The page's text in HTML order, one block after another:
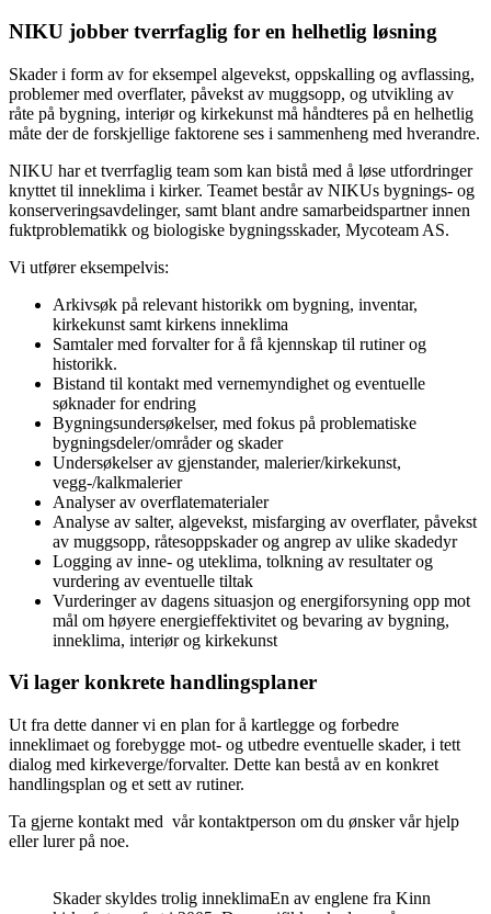
NIKU jobber tverrfaglig for en helhetlig løsning
Skader i form av for eksempel algevekst, oppskalling og avflassing,
problemer med overflater, påvekst av muggsopp, og utvikling av
råte på bygning, interiør og kirkekunst må håndteres på en helhetlig
måte der de forskjellige faktorene ses i sammenheng med hverandre.
NIKU har et tverrfaglig team som kan bistå med å løse utfordringer
knyttet til inneklima i kirker. Teamet består av NIKUs bygnings- og
konserveringsavdelinger, samt blant andre samarbeidspartner innen
fuktproblematikk og biologiske bygningsskader, Mycoteam AS.
Vi utfører eksempelvis:
Arkivsøk på relevant historikk om bygning, inventar,
kirkekunst samt kirkens inneklima
Samtaler med forvalter for å få kjennskap til rutiner og
historikk.
Bistand til kontakt med vernemyndighet og eventuelle
søknader for endring
Bygningsundersøkelser, med fokus på problematiske
bygningsdeler/områder og skader
Undersøkelser av gjenstander, malerier/kirkekunst,
vegg-/kalkmalerier
Analyser av overflatematerialer
Analyse av salter, algevekst, misfarging av overflater, påvekst
av muggsopp, råtesoppskader og angrep av ulike skadedyr
Logging av inne- og uteklima, tolkning av resultater og
vurdering av eventuelle tiltak
Vurderinger av dagens situasjon og energiforsyning opp mot
mål om høyere energieffektivitet og bevaring av bygning,
inneklima, interiør og kirkekunst
Vi lager konkrete handlingsplaner
Ut fra dette danner vi en plan for å kartlegge og forbedre
inneklimaet og forebygge mot- og utbedre eventuelle skader, i tett
dialog med kirkeverge/forvalter. Dette kan bestå av en konkret
handlingsplan og et sett av rutiner.
Ta gjerne kontakt med vår kontaktperson om du ønsker vår hjelp
eller lurer på noe.
Skader skyldes trolig inneklimaEn av englene fra Kinn